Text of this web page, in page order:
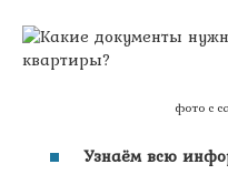
фото с
Узнаём всю